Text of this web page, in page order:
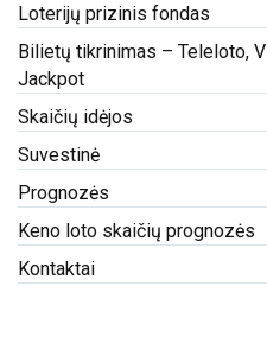
Loterijų prizinis fondas
Bilietų tikrinimas – Teleloto,
Jackpot
Skaičių idėjos
Suvestinė
Prognozės
Keno loto skaičių prognozės
Kontaktai